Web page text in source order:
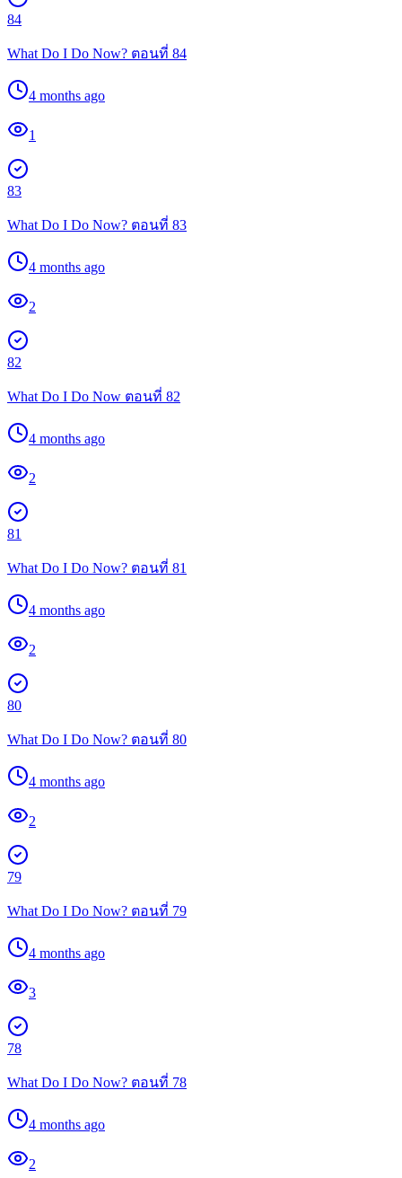
84
What Do I Do Now? ตอนที่ 84
4 months ago
1
83
What Do I Do Now? ตอนที่ 83
4 months ago
2
82
What Do I Do Now ตอนที่ 82
4 months ago
2
81
What Do I Do Now? ตอนที่ 81
4 months ago
2
80
What Do I Do Now? ตอนที่ 80
4 months ago
2
79
What Do I Do Now? ตอนที่ 79
4 months ago
3
78
What Do I Do Now? ตอนที่ 78
4 months ago
2